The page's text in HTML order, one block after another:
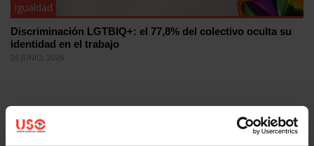
Igualdad
Discriminación LGTBIQ+: el 77,8% del colectivo oculta su
identidad en el trabajo
26 JUNIO, 2026